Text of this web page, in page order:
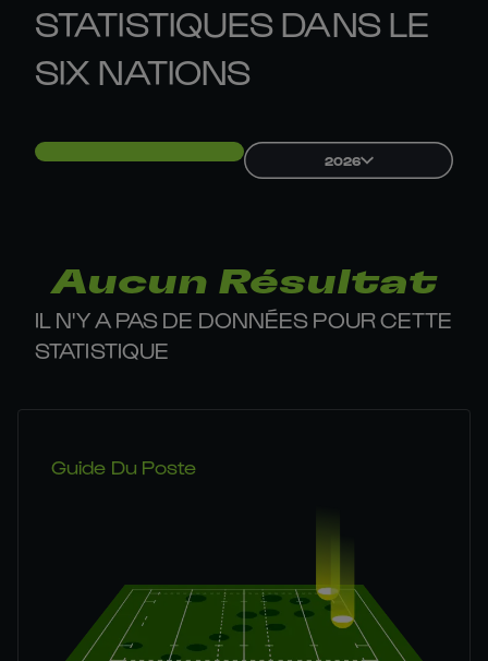
STATISTIQUES DANS LE
SIX NATIONS
2026
Aucun Résultat
IL N'Y A PAS DE DONNÉES POUR CETTE
STATISTIQUE
Guide Du Poste